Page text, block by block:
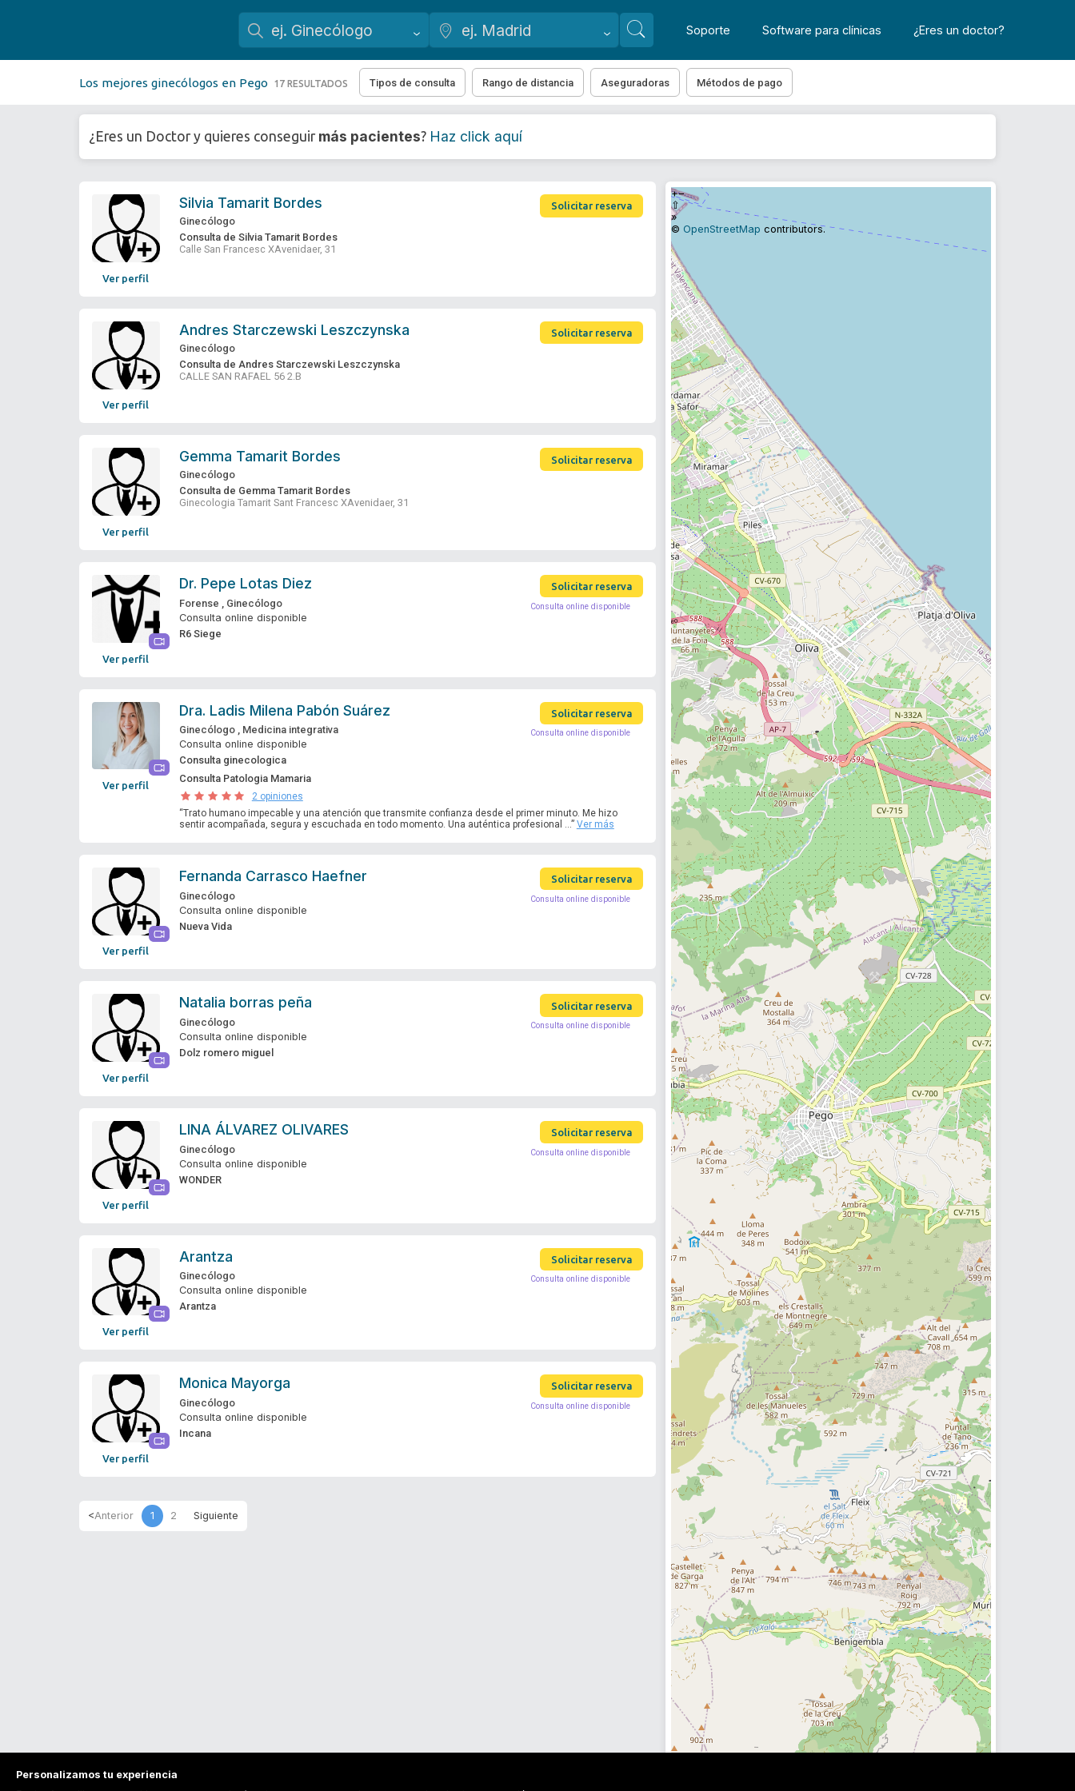
Soporte Software para clínicas ¿Eres un doctor?
Los mejores ginecólogos en Pego 17 RESULTADOS Tipos de consulta Rango de distancia Aseguradoras Métodos de pago
¿Eres un Doctor y quieres conseguir más pacientes? Haz click aquí
Ver perfil
Silvia Tamarit Bordes Solicitar reserva
Ginecólogo
Consulta de Silvia Tamarit Bordes
Calle San Francesc XAvenidaer, 31
Ver perfil
Andres Starczewski Leszczynska Solicitar reserva
Ginecólogo
Consulta de Andres Starczewski Leszczynska
CALLE SAN RAFAEL 56 2.B
Ver perfil
Gemma Tamarit Bordes Solicitar reserva
Ginecólogo
Consulta de Gemma Tamarit Bordes
Ginecologia Tamarit Sant Francesc XAvenidaer, 31
Ver perfil
Dr. Pepe Lotas Diez Solicitar reserva
Forense Ginecólogo Consulta online disponible
Consulta online disponible
R6 Siege
Ver perfil
Dra. Ladis Milena Pabón Suárez Solicitar reserva
Ginecólogo , Medicina integrativa Consulta online disponible
Consulta online disponible
Consulta ginecologica
Consulta Patologia Mamaria
2 opiniones
“Trato humano impecable y una atención que transmite confianza desde el primer minuto. Me hizo
sentir acompañada, segura y escuchada en todo momento. Una auténtica profesional ...” Ver más
Ver perfil
Fernanda Carrasco Haefner Solicitar reserva
Ginecólogo Consulta online disponible
Consulta online disponible
Nueva Vida
Ver perfil
Natalia borras peña Solicitar reserva
Ginecólogo Consulta online disponible
Consulta online disponible
Dolz romero miguel
Ver perfil
LINA ÁLVAREZ OLIVARES Solicitar reserva
Ginecólogo Consulta online disponible
Consulta online disponible
WONDER
Ver perfil
Arantza Solicitar reserva
Ginecólogo Consulta online disponible
Consulta online disponible
Arantza
Ver perfil
Monica Mayorga Solicitar reserva
Ginecólogo Consulta online disponible
Consulta online disponible
Incana
1 2
+−
⇧
»
© OpenStreetMap contributors.
Personalizamos tu experiencia